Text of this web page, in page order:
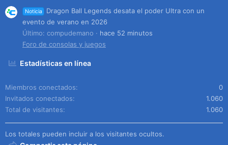
Noticia
Dragon Ball Legends desata el poder Ultra con un
evento de verano en 2026
Último: compudemano
hace 52 minutos
Foro de consolas y juegos
Estadísticas en línea
Miembros conectados
0
Invitados conectados
1.060
Total de visitantes
1.060
Los totales pueden incluir a los visitantes ocultos.